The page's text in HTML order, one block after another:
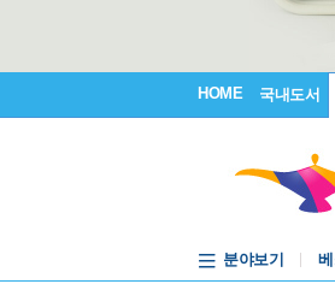
HOME 국내도서
분야보기